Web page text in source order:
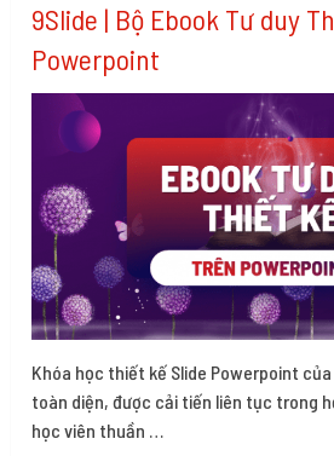
9Slide | Bộ Ebook Tư duy
Powerpoint
Khóa học thiết kế Slide Powerpoint của
toàn diện, được cải tiến liên tục trong
học viên thuần …